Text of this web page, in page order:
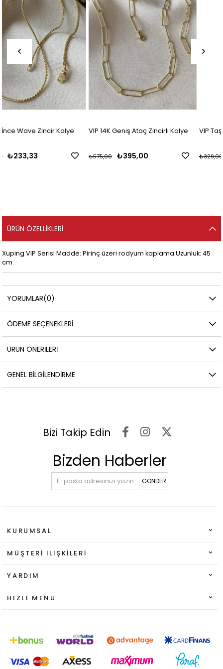
VIP 14K Geniş Ataç Zincirli Kolye
₺395,00
₺575,00
VIP Taşlı Harf Kolye
₺329,00
ÜRÜN ÖZELLIKLERI
Xuping VIP Serisi Madde: Pirinç üzeri rodyum kaplama Uzunluk: 45
cm
YORUMLAR(0)
ÖDEME SEÇENEKLERI
ÜRÜN ÖNERILERI
GENEL BILGILENDIRME
Bizi Takip Edin
Bizden Haberler
GÖNDER
KURUMSAL
MÜŞTERI İLIŞKILERI
YARDIM
HIZLI MENÜ